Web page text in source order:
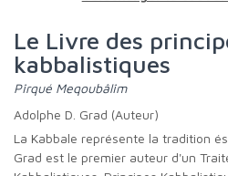
Le Livre des principes
kabbalistiques
Pîrqué Meqoubâlîm
Adolphe D. Grad (Auteur)
La Kabbale représente la tradition ésotérique du Judaïsme. A.-D.
Grad est le premier auteur d'un